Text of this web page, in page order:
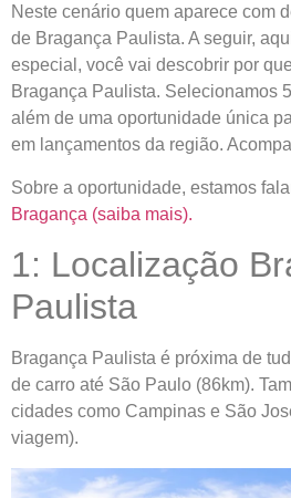
Neste cenário quem aparece com
de Bragança Paulista. A seguir,
especial, você vai descobrir por
Bragança Paulista. Selecionamos
além de uma oportunidade única
em lançamentos da região.
Sobre a oportunidade, estamos
Bragança (saiba mais).
1: Localização
Paulista
Bragança Paulista é próxima de
de carro até São Paulo (86km).
cidades como Campinas e São
viagem).